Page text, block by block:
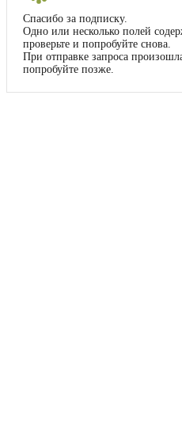
Спасибо за подписку.
Одно или несколько полей
проверьте и попробуйте снова.
При отправке запроса
попробуйте позже.